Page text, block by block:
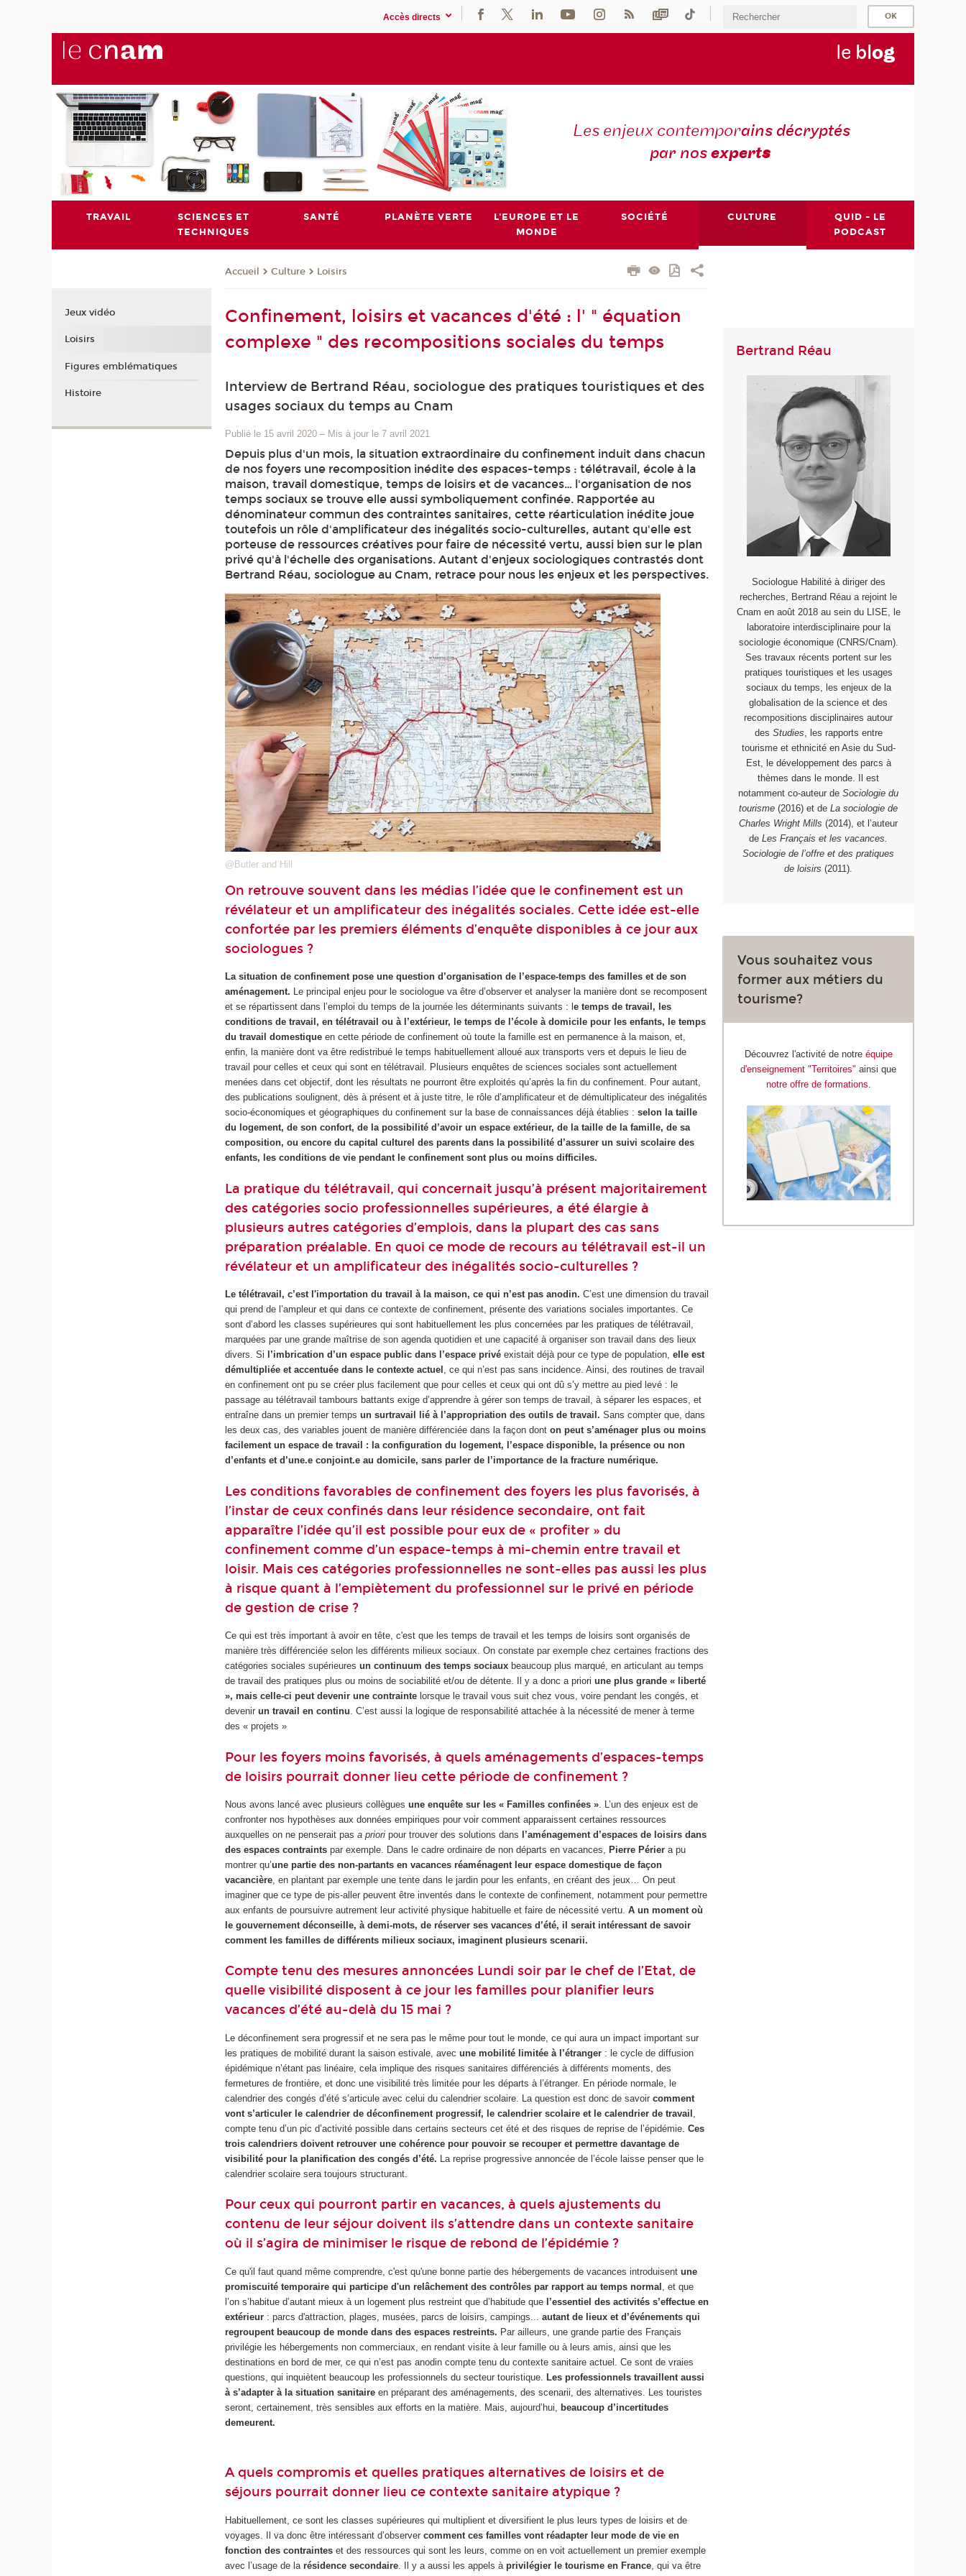
Accès directs
le blog
Les enjeux contemporains décryptés
par nosexperts
TRAVAIL
SCIENCES ET
TECHNIQUES
SANTÉ PLANÈTE VERTE
L'EUROPE ET LE
MONDE
SOCIÉTÉ CULTURE
QUID - LE
PODCAST
Accueil Culture Loisirs
Confinement, loisirs et vacances d'été : l' " équation
complexe " des recompositions sociales du temps
Interview de Bertrand Réau, sociologue des pratiques touristiques et des
usages sociaux du temps au Cnam
Publié le 15 avril 2020 – Mis à jour le 7 avril 2021
Depuis plus d'un mois, la situation extraordinaire du confinement induit dans chacun
de nos foyers une recomposition inédite des espaces-temps : télétravail, école à la
maison, travail domestique, temps de loisirs et de vacances… l'organisation de nos
temps sociaux se trouve elle aussi symboliquement confinée. Rapportée au
dénominateur commun des contraintes sanitaires, cette réarticulation inédite joue
toutefois un rôle d'amplificateur des inégalités socio-culturelles, autant qu'elle est
porteuse de ressources créatives pour faire de nécessité vertu, aussi bien sur le plan
privé qu'à l'échelle des organisations. Autant d'enjeux sociologiques contrastés dont
Bertrand Réau, sociologue au Cnam, retrace pour nous les enjeux et les perspectives.
@Butler and Hill
On retrouve souvent dans les médias l’idée que le confinement est un
révélateur et un amplificateur des inégalités sociales. Cette idée est-elle
confortée par les premiers éléments d’enquête disponibles à ce jour aux
sociologues ?
La situation de confinement pose une question d’organisation de l’espace-temps des familles et de son
aménagement. Le principal enjeu pour le sociologue va être d’observer et analyser la manière dont se recomposent
et se répartissent dans l’emploi du temps de la journée les déterminants suivants : le temps de travail, les
conditions de travail, en télétravail ou à l’extérieur, le temps de l’école à domicile pour les enfants, le temps
du travail domestique en cette période de confinement où toute la famille est en permanence à la maison, et,
enfin, la manière dont va être redistribué le temps habituellement alloué aux transports vers et depuis le lieu de
travail pour celles et ceux qui sont en télétravail. Plusieurs enquêtes de sciences sociales sont actuellement
menées dans cet objectif, dont les résultats ne pourront être exploités qu’après la fin du confinement. Pour autant,
des publications soulignent, dès à présent et à juste titre, le rôle d’amplificateur et de démultiplicateur des inégalités
socio-économiques et géographiques du confinement sur la base de connaissances déjà établies :selon la taille
du logement, de son confort, de la possibilité d’avoir un espace extérieur, de la taille de la famille, de sa
composition, ou encore du capital culturel des parents dans la possibilité d’assurer un suivi scolaire des
enfants, les conditions de vie pendant le confinement sont plus ou moins difficiles.
La pratique du télétravail, qui concernait jusqu’à présent majoritairement
des catégories socio professionnelles supérieures, a été élargie à
plusieurs autres catégories d’emplois, dans la plupart des cas sans
préparation préalable. En quoi ce mode de recours au télétravail est-il un
révélateur et un amplificateur des inégalités socio-culturelles ?
Le télétravail, c’est l'importation du travail à la maison, ce qui n’est pas anodin.C’est une dimension du travail
qui prend de l’ampleur et qui dans ce contexte de confinement, présente des variations sociales importantes. Ce
sont d’abord les classes supérieures qui sont habituellement les plus concernées par les pratiques de télétravail,
marquées par une grande maîtrise de son agenda quotidien et une capacité à organiser son travail dans des lieux
divers. Si
l’imbrication d’un espace public dans l’espace privé existait déjà pour ce type de population,elle est
démultipliée et accentuée dans le contexte actuel , ce qui n’est pas sans incidence. Ainsi, des routines de travail
en confinement ont pu se créer plus facilement que pour celles et ceux qui ont dû s’y mettre au pied levé : le
passage au télétravail tambours battants exige d’apprendre à gérer son temps de travail, à séparer les espaces, et
entraîne dans un premier tempsun surtravail lié à l’appropriation des outils de travail.Sans compter que, dans
les deux cas, des variables jouent de manière différenciée dans la façon donton peut s’aménager plus ou moins
facilement un espace de travail : la configuration du logement, l’espace disponible, la présence ou non
d’enfants et d’une.e conjoint.e au domicile, sans parler de l’importance de la fracture numérique.
Les conditions favorables de confinement des foyers les plus favorisés, à
l’instar de ceux confinés dans leur résidence secondaire, ont fait
apparaître l’idée qu’il est possible pour eux de « profiter » du
confinement comme d’un espace-temps à mi-chemin entre travail et
loisir. Mais ces catégories professionnelles ne sont-elles pas aussi les plus
à risque quant à l’empiètement du professionnel sur le privé en période
de gestion de crise ?
Ce qui est très important à avoir en tête, c'est que les temps de travail et les temps de loisirs sont organisés de
manière très différenciée selon les différents milieux sociaux. On constate par exemple chez certaines fractions des
catégories sociales supérieuresun continuum des temps sociaux beaucoup plus marqué, en articulant au temps
de travail des pratiques plus ou moins de sociabilité et/ou de détente. Il y a donc a prioriune plus grande « liberté
», mais celle-ci peut devenir une contrainte lorsque le travail vous suit chez vous, voire pendant les congés, et
devenirun travail en continu. C’est aussi la logique de responsabilité attachée à la nécessité de mener à terme
des « projets »
Pour les foyers moins favorisés, à quels aménagements d’espaces-temps
de loisirs pourrait donner lieu cette période de confinement ?
Nous avons lancé avec plusieurs collèguesune enquête sur les « Familles confinées » . L’un des enjeux est de
confronter nos hypothèses aux données empiriques pour voir comment apparaissent certaines ressources
auxquelles on ne penserait pasa prioripour trouver des solutions dans
l’aménagement d’espaces de loisirs dans
des espaces contraints par exemple. Dans le cadre ordinaire de non départs en vacances, Pierre Périer a pu
montrer qu’une partie des non-partants en vacances réaménagent leur espace domestique de façon
vacancière , en plantant par exemple une tente dans le jardin pour les enfants, en créant des jeux… On peut
imaginer que ce type de pis-aller peuvent être inventés dans le contexte de confinement, notamment pour permettre
aux enfants de poursuivre autrement leur activité physique habituelle et faire de nécessité vertu.A un moment où
le gouvernement déconseille, à demi-mots, de réserver ses vacances d’été, il serait intéressant de savoir
comment les familles de différents milieux sociaux, imaginent plusieurs scenarii.
Compte tenu des mesures annoncées Lundi soir par le chef de l’Etat, de
quelle visibilité disposent à ce jour les familles pour planifier leurs
vacances d’été au-delà du 15 mai ?
Le déconfinement sera progressif et ne sera pas le même pour tout le monde, ce qui aura un impact important sur
les pratiques de mobilité durant la saison estivale, avecune mobilité limitée à l’étranger : le cycle de diffusion
épidémique n’étant pas linéaire, cela implique des risques sanitaires différenciés à différents moments, des
fermetures de frontière, et donc une visibilité très limitée pour les départs à l’étranger. En période normale, le
calendrier des congés d’été s’articule avec celui du calendrier scolaire. La question est donc de savoircomment
vont s’articuler le calendrier de déconfinement progressif, le calendrier scolaire et le calendrier de travail
compte tenu d’un pic d’activité possible dans certains secteurs cet été et des risques de reprise de l’épidémie.Ces
trois calendriers doivent retrouver une cohérence pour pouvoir se recouper et permettre davantage de
visibilité pour la planification des congés d’été.
La reprise progressive annoncée de l’école laisse penser que le
calendrier scolaire sera toujours structurant.
Pour ceux qui pourront partir en vacances, à quels ajustements du
contenu de leur séjour doivent ils s’attendre dans un contexte sanitaire
où il s’agira de minimiser le risque de rebond de l’épidémie ?
Ce qu'il faut quand même comprendre, c'est qu'une bonne partie des hébergements de vacances introduisentune
promiscuité temporaire qui participe d'un relâchement des contrôles par rapport au temps normal
, et que
l’on s’habitue d’autant mieux à un logement plus restreint que d’habitude que l’essentiel des activités s’effectue en
extérieur : parcs d'attraction, plages, musées, parcs de loisirs, campings...autant de lieux et d’événements qui
regroupent beaucoup de monde dans des espaces restreints. Par ailleurs, une grande partie des Français
privilégie les hébergements non commerciaux, en rendant visite à leur famille ou à leurs amis, ainsi que les
destinations en bord de mer, ce qui n’est pas anodin compte tenu du contexte sanitaire actuel. Ce sont de vraies
questions, qui inquiètent beaucoup les professionnels du secteur touristique.
Les professionnels travaillent aussi
à s’adapter à la situation sanitaire en préparant des aménagements, des scenarii, des alternatives. Les touristes
seront, certainement, très sensibles aux efforts en la matière. Mais, aujourd’hui,
beaucoup d’incertitudes
demeurent.
A quels compromis et quelles pratiques alternatives de loisirs et de
séjours pourrait donner lieu ce contexte sanitaire atypique ?
Habituellement, ce sont les classes supérieures qui multiplient et diversifient le plus leurs types de loisirs et de
voyages. Il va donc être intéressant d’observercomment ces familles vont réadapter leur mode de vie en
fonction des contraintes et des ressources qui sont les leurs, comme on en voit actuellement un premier exemple
avec l’usage de larésidence secondaire . Il y a aussi les appels àprivilégier le tourisme en France , qui va être
Bertrand Réau
Sociologue Habilité à diriger des
recherches, Bertrand Réau a rejoint le
Cnam en août 2018 au sein du LISE, le
laboratoire interdisciplinaire pour la
sociologie économique (CNRS/Cnam).
Ses travaux récents portent sur les
pratiques touristiques et les usages
sociaux du temps, les enjeux de la
globalisation de la science et des
recompositions disciplinaires autour
des Studies, les rapports entre
tourisme et ethnicité en Asie du Sud-
Est, le développement des parcs à
thèmes dans le monde. Il est
notamment co-auteur deSociologie du
tourisme (2016) et deLa sociologie de
Charles Wright Mills(2014), et l’auteur
deLes Français et les vacances.
Sociologie de l’offre et des pratiques
de loisirs(2011).
Vous souhaitez vous
former aux métiers du
tourisme?
Découvrez l'activité de notre équipe
d'enseignement "Territoires" ainsi que
notre offre de formations
Jeux vidéo
Loisirs
Figures emblématiques
Histoire